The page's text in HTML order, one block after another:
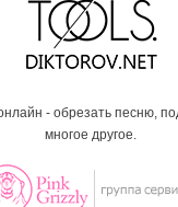
- обрезать песню,
многое другое.